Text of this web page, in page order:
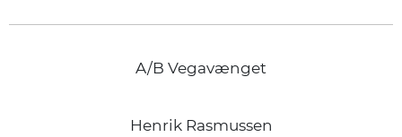
A/B Vegavænget
Henrik Rasmussen